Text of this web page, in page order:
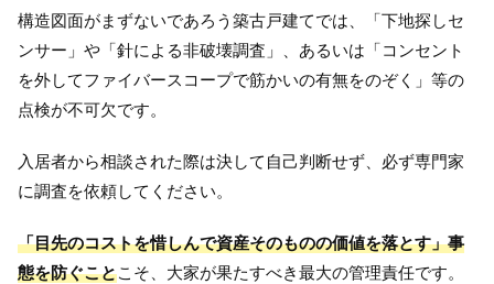
構造図面がまずないであろう築古戸建てでは、「下地探しセ
ンサー」や「針による非破壊調査」、あるいは「コンセント
を外してファイバースコープで筋かいの有無をのぞく」等の
点検が不可欠です。
入居者から相談された際は決して自己判断せず、必ず専門家
に調査を依頼してください。
「目先のコストを惜しんで資産そのものの価値を落とす」事
態を防ぐことこそ、大家が果たすべき最大の管理責任です。